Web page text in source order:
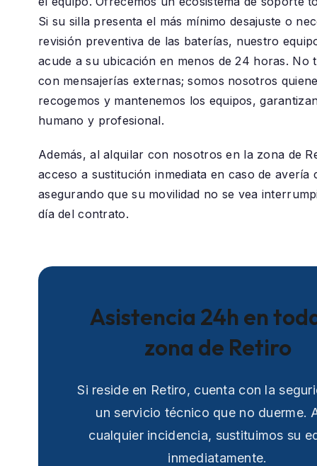
Si su silla presenta el más mínimo desajuste o
revisión preventiva de las baterías, nuestro
acude a su ubicación en menos de 24 horas. No
con mensajerías externas; somos nosotros
recogemos y mantenemos los equipos,
humano y profesional.
Además, al alquilar con nosotros en la zona de
acceso a sustitución inmediata en caso de avería
asegurando que su movilidad no se vea
día del contrato.
Asistencia 24h en
zona de Retiro
Si reside en Retiro, cuenta con la
un servicio técnico que no duerme.
cualquier incidencia, sustituimos su
inmediatamente.